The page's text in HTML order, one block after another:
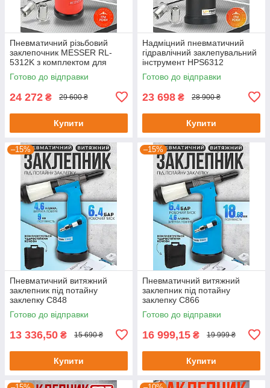
Пневматичний різьбовий
заклепочник MESSER RL-
5312K з комплектом для
встановлення заклепок
Готово до відправки
24 272 ₴ 29 600 ₴
Купити
Надміцний пневматичний
гідравлічний заклепувальний
інструмент HPS6312
Готово до відправки
23 698 ₴ 28 900 ₴
Купити
–15%
Пневматичний витяжний
заклепник під потайну
заклепку C848
Готово до відправки
13 336,50 ₴ 15 690 ₴
Купити
–15%
Пневматичний витяжний
заклепник під потайну
заклепку C866
Готово до відправки
16 999,15 ₴ 19 999 ₴
Купити